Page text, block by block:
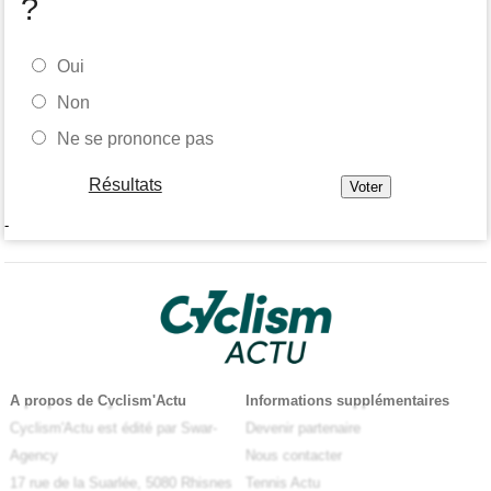
?
Oui
Non
Ne se prononce pas
Résultats
-
A propos de Cyclism'Actu
Cyclism'Actu est édité par Swar-
Agency
17 rue de la Suarlée, 5080 Rhisnes
Informations supplémentaires
Devenir partenaire
Nous contacter
Tennis Actu